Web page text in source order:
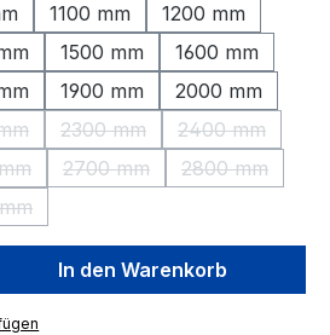
1100 mm
1200 mm
1500 mm
1600 mm
1900 mm
2000 mm
zurzeit nicht verfügbar.)
Option ist zurzeit nicht verfügbar.)
2300 mm
(Diese Option ist zurzeit
2400 mm
(Diese
zurzeit nicht verfügbar.)
Option ist zurzeit nicht verfügbar.)
2700 mm
(Diese Option ist zurzeit
2800 mm
(Diese
nicht verfügbar.)
Option ist zurzeit nicht verfügbar.)
Gib den
In den Warenkorb